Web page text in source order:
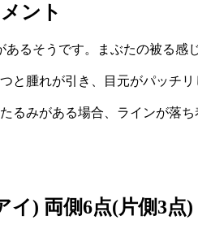
ント
るそうです。まぶたの被る感
と腫れが引き、目元がパッチ
るみがある場合、ラインが落
イ) 両側6点(片側3点)